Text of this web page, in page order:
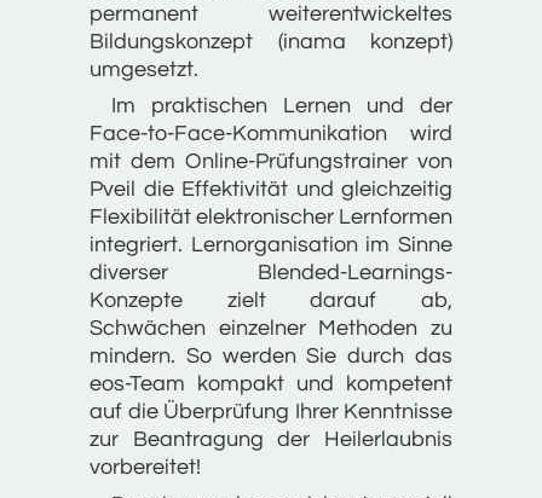
permanent weiterentwickeltes
Bildungskonzept (inama konzept)
umgesetzt.
Im praktischen Lernen und der
Face-to-Face-Kommunikation wird
mit dem Online-Prüfungstrainer von
Pveil die Effektivität und gleichzeitig
Flexibilität elektronischer Lernformen
integriert. Lernorganisation im Sinne
diverser Blended-Learnings-
Konzepte zielt darauf ab,
Schwächen einzelner Methoden zu
mindern. So werden Sie durch das
eos-Team kompakt und kompetent
auf die Überprüfung Ihrer Kenntnisse
zur Beantragung der Heilerlaubnis
vorbereitet!